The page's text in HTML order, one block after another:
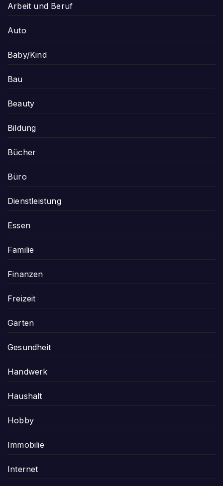
Arbeit und Beruf
Auto
Baby/Kind
Bau
Beauty
Bildung
Bücher
Büro
Dienstleistung
Essen
Familie
Finanzen
Freizeit
Garten
Gesundheit
Handwerk
Haushalt
Hobby
Immobilie
Internet